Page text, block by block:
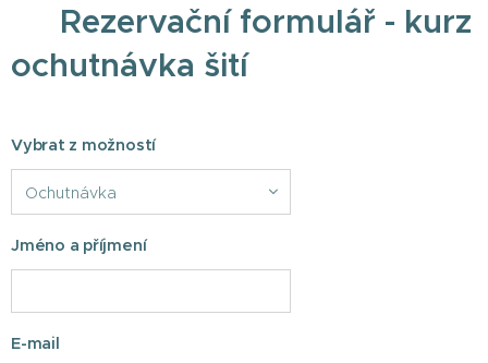
📝 Rezervační formulář - kurz
ochutnávka šití
Vybrat z možností
Jméno a příjmení
E-mail